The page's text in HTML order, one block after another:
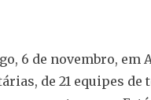
6 de novembro, em
de 21 equipes de